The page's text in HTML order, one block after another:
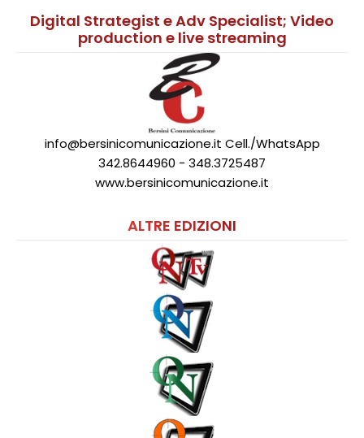
Digital Strategist e Adv Specialist; Video
production e live streaming
info@bersinicomunicazione.it Cell./WhatsApp
342.8644960 - 348.3725487
www.bersinicomunicazione.it
ALTRE EDIZIONI